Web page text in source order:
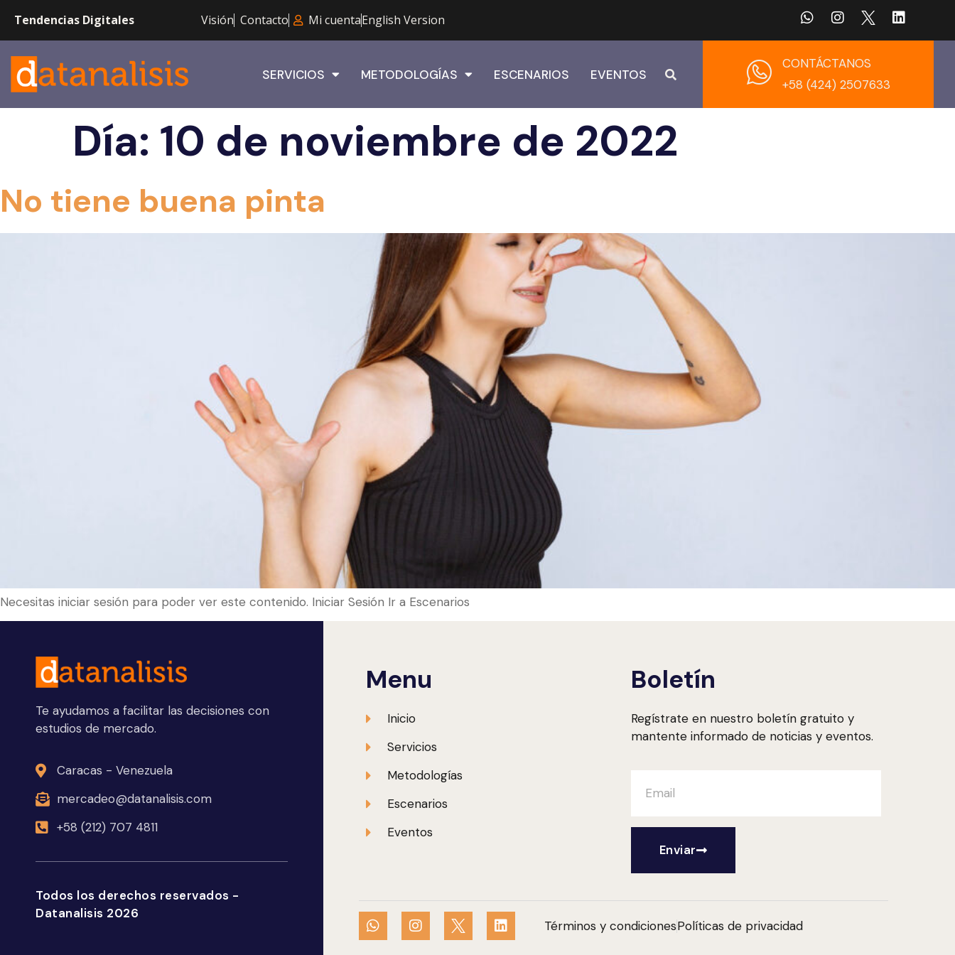
Tendencias Digitales Visión Contacto Mi cuentaEnglish Version
SERVICIOS METODOLOGÍAS ESCENARIOS EVENTOS
CONTÁCTANOS
+58 (424) 2507633
Día: 10 de noviembre de 2022
No tiene buena pinta
Necesitas iniciar sesión para poder ver este contenido. Iniciar Sesión Ir a Escenarios
Te ayudamos a facilitar las decisiones con
estudios de mercado.
Caracas - Venezuela
mercadeo@datanalisis.com
+58 (212) 707 4811
Todos los derechos reservados -
Datanalisis 2026
Menu
Inicio
Servicios
Metodologías
Escenarios
Eventos
Boletín
Regístrate en nuestro boletín gratuito y
mantente informado de noticias y eventos.
Enviar
Términos y condicionesPolíticas de privacidad